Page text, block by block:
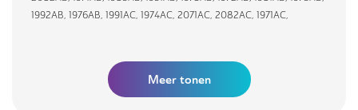
1992AB, 1976AB, 1991AC, 1974AC, 2071AC, 2082AC, 1971AC,
Meer tonen